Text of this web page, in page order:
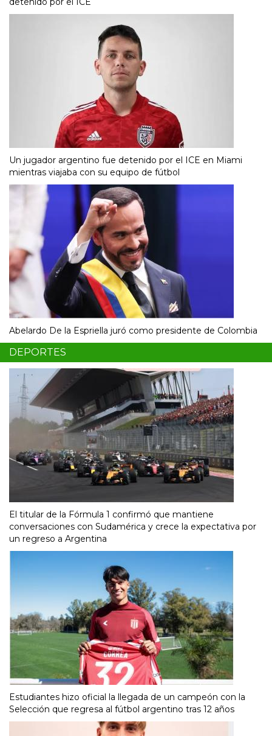
Un jugador argentino fue detenido por el ICE en Miami
mientras viajaba con su equipo de fútbol
Abelardo De la Espriella juró como presidente de Colombia
DEPORTES
El titular de la Fórmula 1 confirmó que mantiene
conversaciones con Sudamérica y crece la expectativa por
un regreso a Argentina
Estudiantes hizo oficial la llegada de un campeón con la
Selección que regresa al fútbol argentino tras 12 años